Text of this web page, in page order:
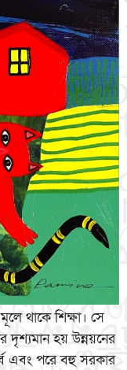
থাকে শিক্ষা। সে
দৃশ্যমান হয় উন্নয়নের
এবং পরে বহু সরকার